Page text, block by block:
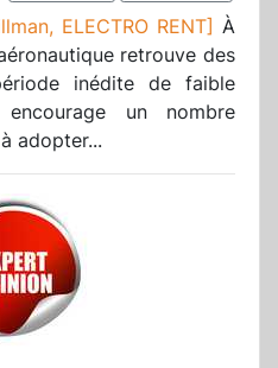
ELECTRO RENT] À
retrouve des
inédite de faible
un nombre
adopter...